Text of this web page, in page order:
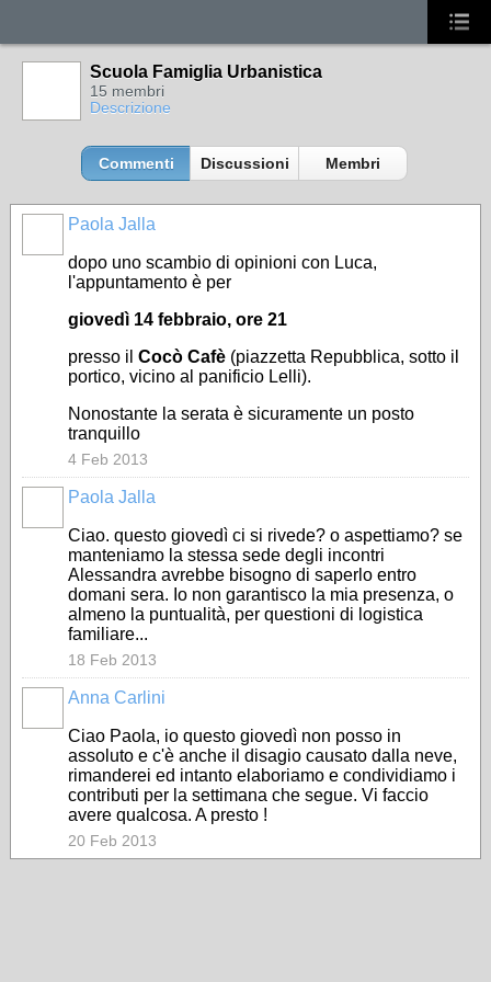
Scuola Famiglia Urbanistica
15 membri
Descrizione
Commenti Discussioni Membri
Paola Jalla
dopo uno scambio di opinioni con Luca,
l'appuntamento è per
giovedì 14 febbraio, ore 21
presso il Cocò Cafè (piazzetta Repubblica, sotto il
portico, vicino al panificio Lelli).
Nonostante la serata è sicuramente un posto
tranquillo
4 Feb 2013
Paola Jalla
Ciao. questo giovedì ci si rivede? o aspettiamo? se
manteniamo la stessa sede degli incontri
Alessandra avrebbe bisogno di saperlo entro
domani sera. Io non garantisco la mia presenza, o
almeno la puntualità, per questioni di logistica
familiare...
18 Feb 2013
Anna Carlini
Ciao Paola, io questo giovedì non posso in
assoluto e c'è anche il disagio causato dalla neve,
rimanderei ed intanto elaboriamo e condividiamo i
contributi per la settimana che segue. Vi faccio
avere qualcosa. A presto !
20 Feb 2013